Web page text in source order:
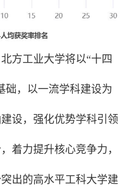
方工业大学将以“十四
础，以一流学科建设为
设，强化优势学科引领
着力提升核心竞争力，
出的高水平工科大学建